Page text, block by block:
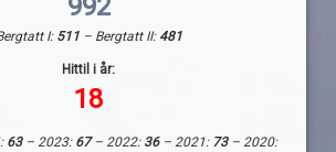
992
I: 511 – Bergtatt II:481
Hittil i år:
18
63– 2023: 67– 2022: 36– 2021: 73– 2020: